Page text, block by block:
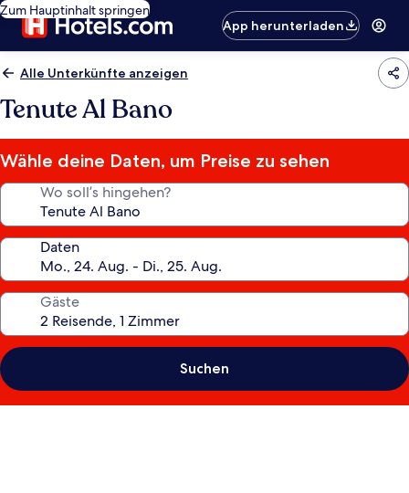
Zum Hauptinhalt springen
App herunterladen
Alle Unterkünfte anzeigen
Tenute Al Bano
Wähle deine Daten, um Preise zu sehen
Wo soll’s hingehen?
Daten
Gäste
Suchen